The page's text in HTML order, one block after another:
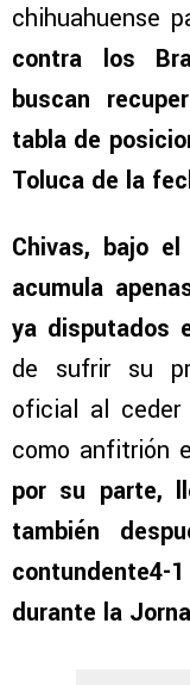
chihuahuense
contra los
buscan
tabla de
Toluca de la
Chivas, bajo
acumula
ya disputados
de sufrir su
oficial al
como anfitrión
por su parte,
también
durante la